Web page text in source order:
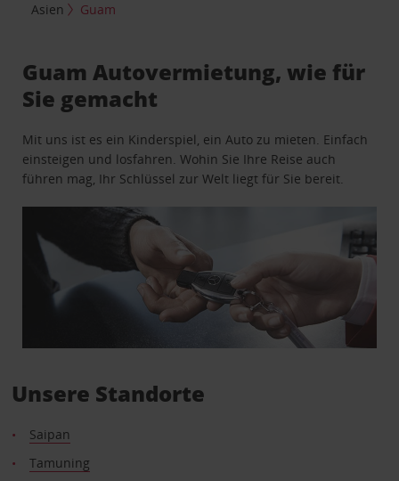
Asien
Guam
Guam Autovermietung, wie für
Sie gemacht
Mit uns ist es ein Kinderspiel, ein Auto zu mieten. Einfach
einsteigen und losfahren. Wohin Sie Ihre Reise auch
führen mag, Ihr Schlüssel zur Welt liegt für Sie bereit.
Unsere Standorte
Saipan
Tamuning